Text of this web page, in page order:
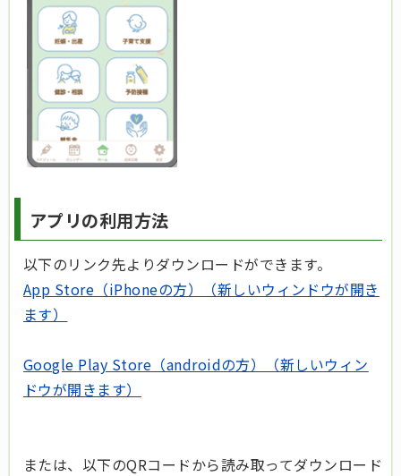
アプリの利用方法
以下のリンク先よりダウンロードができます。
App Store（iPhoneの方）（新しいウィンドウが開き
ます）
Google Play Store（androidの方）（新しいウィン
ドウが開きます）
または、以下のQRコードから読み取ってダウンロード